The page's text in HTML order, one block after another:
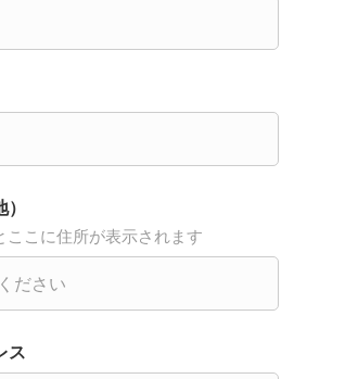
ここに住所が表示されます
ス